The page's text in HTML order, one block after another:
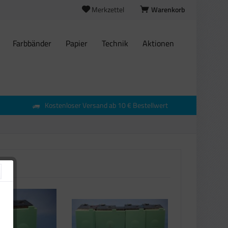
Warenkorb
Merkzettel
Farbbänder Papier Technik Aktionen
Kostenloser Versand ab 10 € Bestellwert